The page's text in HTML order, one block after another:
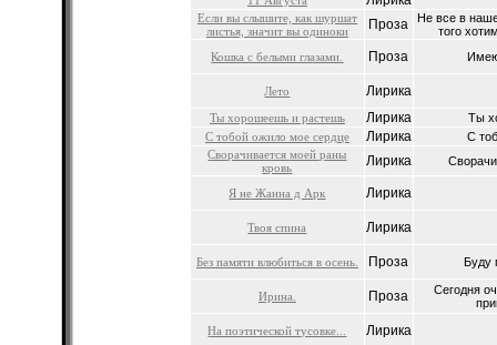
Если вы слышите, как шуршат
листья, значит вы одиноки
Проза
Не все в
того
Кошка с белыми глазами.
Проза
Лето Лирика
Ты хорошеешь и растешь Лирика
Ты
С тобой ожило мое сердце
Лирика
С
Сворачивается моей раны
кровь
Лирика
Я не Жанна д Арк Лирика
Твоя спина Лирика
Без памяти влюбиться в осень. Проза Буду
Ирина. Проза
Сегодня
На поэтической тусовке... Лирика